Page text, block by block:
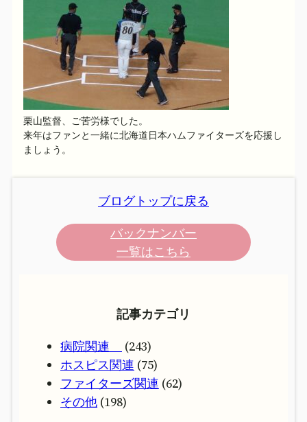
栗山監督、ご苦労様でした。
来年はファンと一緒に北海道日本ハムファイターズを応援し
ましょう。
ブログトップに戻る
バックナンバー
一覧はこちら
記事カテゴリ
病院関連
(243)
ホスピス関連 (75)
ファイターズ関連 (62)
その他 (198)